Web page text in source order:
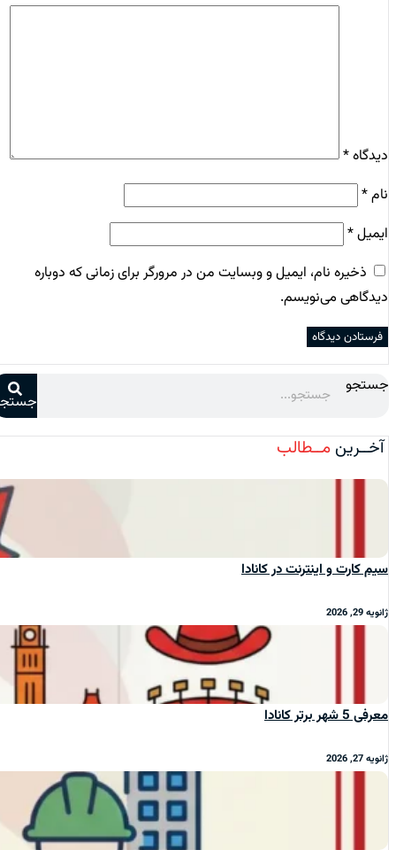
دیدگاه*
نام*
ایمیل*
ذخیره نام، ایمیل و وبسایت من در مرورگر برای زمانی که دوباره
دیدگاهی می‌نویسم.
جستجو
جستجو
آخــرینمــطالب
سیم‌ کارت و اینترنت در کانادا
ژانویه 29, 2026
معرفی 5 شهر برتر کانادا
ژانویه 27, 2026